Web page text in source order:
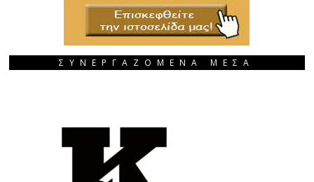
ΣΥΝΕΡΓΑΖΟΜΕΝΑ ΜΕΣΑ